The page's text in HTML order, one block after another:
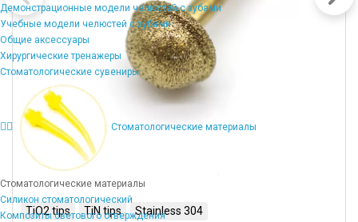
Демонстрационные модели челюстей с зубами
Учебные модели челюстей с зубами
Общие аксессуары
Хирургические тренажеры
Стоматологические сувениры
Стоматологические материалы
Стоматологические материалы
Силикон стоматологический
Композиты светового отверждения
TiO2 tips TiN tips Stainless 304